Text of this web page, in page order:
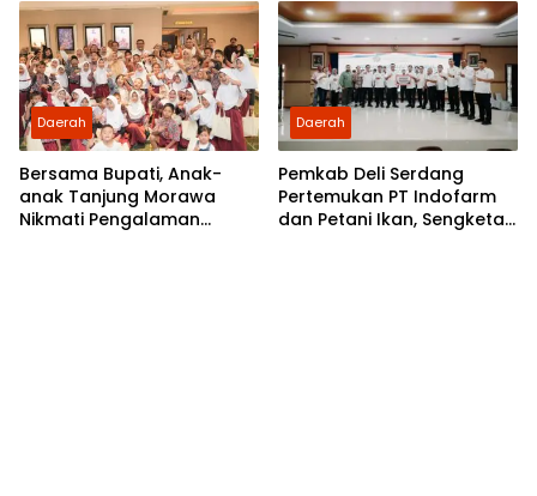
Daerah
Bersama Bupati, Anak-
anak Tanjung Morawa
Nikmati Pengalaman
Daerah
Pemkab Deli Serdang
Pertemukan PT Indofarm
dan Petani Ikan, Sengketa